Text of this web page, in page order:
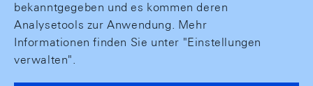
bekanntgegeben und es kommen deren
Analysetools zur Anwendung. Mehr
Informationen finden Sie unter "Einstellungen
verwalten".